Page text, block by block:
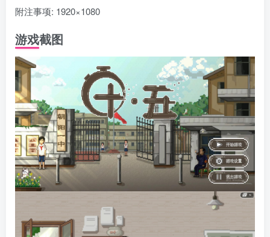
附注事项: 1920×1080
游戏截图